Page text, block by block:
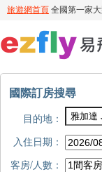
國際訂房搜尋
目的地：
入住日期：
客房/人數：